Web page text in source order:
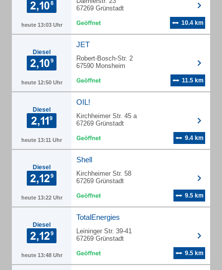
heute 13:03 Uhr
67269 Grünstadt
10.4 km
Diesel
heute 12:50 Uhr
JET
Robert-Bosch-Str. 2
67590 Monsheim
11.5 km
Diesel
heute 13:11 Uhr
OIL!
Kirchheimer Str. 45 a
67269 Grünstadt
9.4 km
Diesel
heute 13:22 Uhr
Shell
Kirchheimer Str. 58
67269 Grünstadt
9.5 km
Diesel
heute 13:48 Uhr
TotalEnergies
Leininger Str. 39-41
67269 Grünstadt
9.5 km